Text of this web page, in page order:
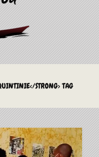
MBOA
STRONG> TAG